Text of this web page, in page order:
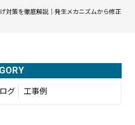
対策を徹底解説｜発生メカニズムから修正
グ 工事例